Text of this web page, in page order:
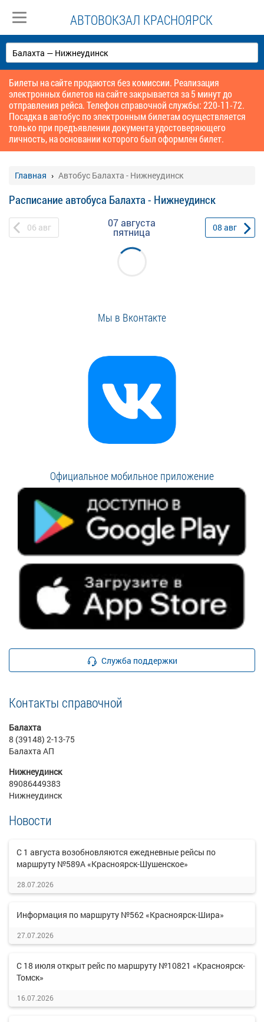
АВТОВОКЗАЛ КРАСНОЯРСК
Билеты на сайте продаются без комиссии. Реализация
электронных билетов на сайте закрывается за 5 минут до
отправления рейса. Телефон справочной службы: 220-11-72.
Посадка в автобус по электронным билетам осуществляется
только при предъявлении документа удостоверяющего
личность, на основании которого был оформлен билет.
Главная Автобус Балахта - Нижнеудинск
Расписание автобуса Балахта - Нижнеудинск
06 авг 07 августа
пятница 08 авг
Мы в Вконтакте
Официальное мобильное приложение
Служба поддержки
Контакты справочной
Балахта
8 (39148) 2-13-75
Балахта АП
Нижнеудинск
89086449383
Нижнеудинск
Новости
С 1 августа возобновляются ежедневные рейсы по
маршруту №589А «Красноярск-Шушенское»
28.07.2026
Информация по маршруту №562 «Красноярск-Шира»
27.07.2026
С 18 июля открыт рейс по маршруту №10821 «Красноярск-
Томск»
16.07.2026